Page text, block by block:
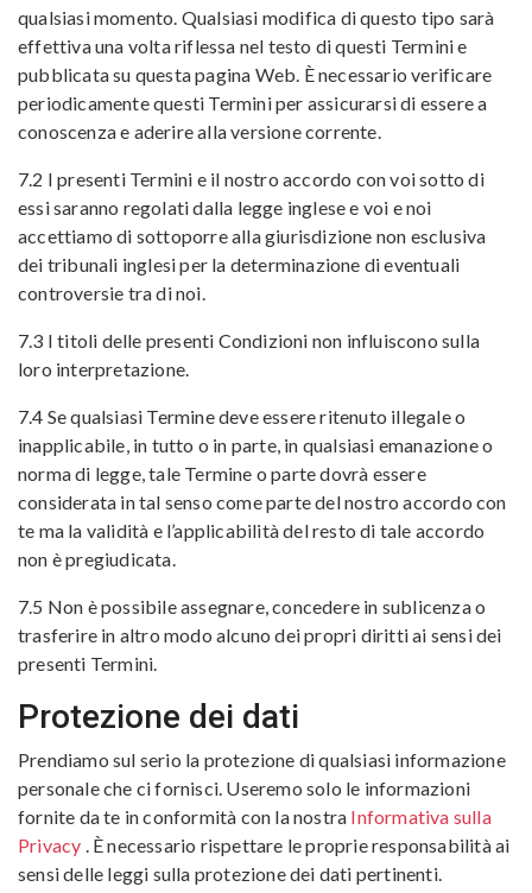
qualsiasi momento. Qualsiasi modifica di questo tipo sarà
effettiva una volta riflessa nel testo di questi Termini e
pubblicata su questa pagina Web. È necessario verificare
periodicamente questi Termini per assicurarsi di essere a
conoscenza e aderire alla versione corrente.
7.2 I presenti Termini e il nostro accordo con voi sotto di
essi saranno regolati dalla legge inglese e voi e noi
accettiamo di sottoporre alla giurisdizione non esclusiva
dei tribunali inglesi per la determinazione di eventuali
controversie tra di noi.
7.3 I titoli delle presenti Condizioni non influiscono sulla
loro interpretazione.
7.4 Se qualsiasi Termine deve essere ritenuto illegale o
inapplicabile, in tutto o in parte, in qualsiasi emanazione o
norma di legge, tale Termine o parte dovrà essere
considerata in tal senso come parte del nostro accordo con
te ma la validità e l’applicabilità del resto di tale accordo
non è pregiudicata.
7.5 Non è possibile assegnare, concedere in sublicenza o
trasferire in altro modo alcuno dei propri diritti ai sensi dei
presenti Termini.
Protezione dei dati
Prendiamo sul serio la protezione di qualsiasi informazione
personale che ci fornisci. Useremo solo le informazioni
fornite da te in conformità con la nostra Informativa sulla
Privacy . È necessario rispettare le proprie responsabilità ai
sensi delle leggi sulla protezione dei dati pertinenti.